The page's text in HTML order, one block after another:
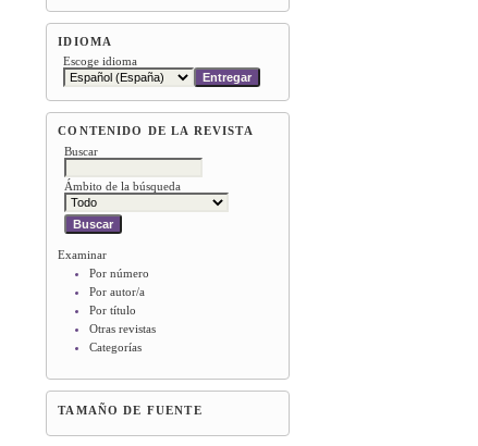
IDIOMA
Escoge idioma
CONTENIDO DE LA REVISTA
Buscar
Ámbito de la búsqueda
Examinar
Por número
Por autor/a
Por título
Otras revistas
Categorías
TAMAÑO DE FUENTE